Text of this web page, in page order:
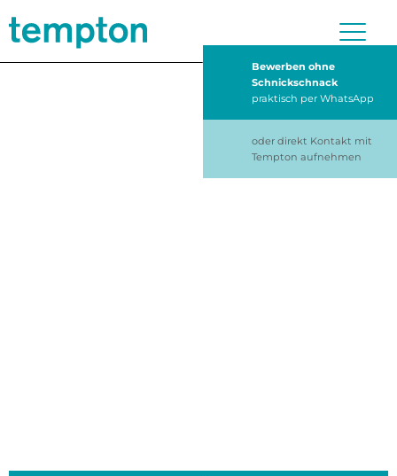
Bewerben ohne
Schnickschnack
praktisch per WhatsApp
oder direkt Kontakt mit
Tempton aufnehmen